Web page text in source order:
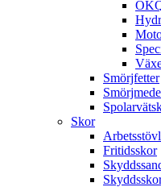
Smörjfetter
Skor
Fritidsskor